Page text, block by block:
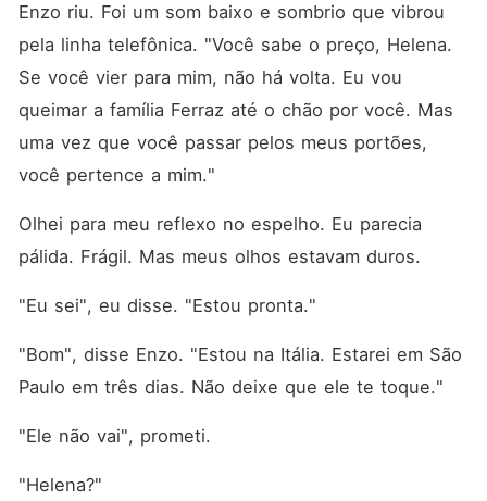
Enzo riu. Foi um som baixo e sombrio que vibrou
pela linha telefônica. "Você sabe o preço, Helena.
Se você vier para mim, não há volta. Eu vou
queimar a família Ferraz até o chão por você. Mas
uma vez que você passar pelos meus portões,
você pertence a mim."
Olhei para meu reflexo no espelho. Eu parecia
pálida. Frágil. Mas meus olhos estavam duros.
"Eu sei", eu disse. "Estou pronta."
"Bom", disse Enzo. "Estou na Itália. Estarei em São
Paulo em três dias. Não deixe que ele te toque."
"Ele não vai", prometi.
"Helena?"